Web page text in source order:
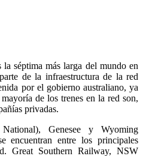
séptima más larga del mundo en
de la infraestructura de la red
por el gobierno australiano, ya
de los trenes en la red son,
privadas.
Genesee y Wyoming
encuentran entre los principales
Great Southern Railway, NSW